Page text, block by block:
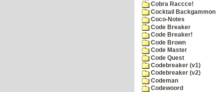
Cobra Raccce!
Cocktail Backgammon
Coco-Notes
Code Breaker
Code Breaker!
Code Brown
Code Master
Code Quest
Codebreaker (v1)
Codebreaker (v2)
Codeman
Codewoord